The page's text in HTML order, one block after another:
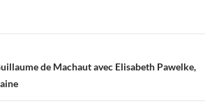
de Machaut avec Elisabeth Pawelke,